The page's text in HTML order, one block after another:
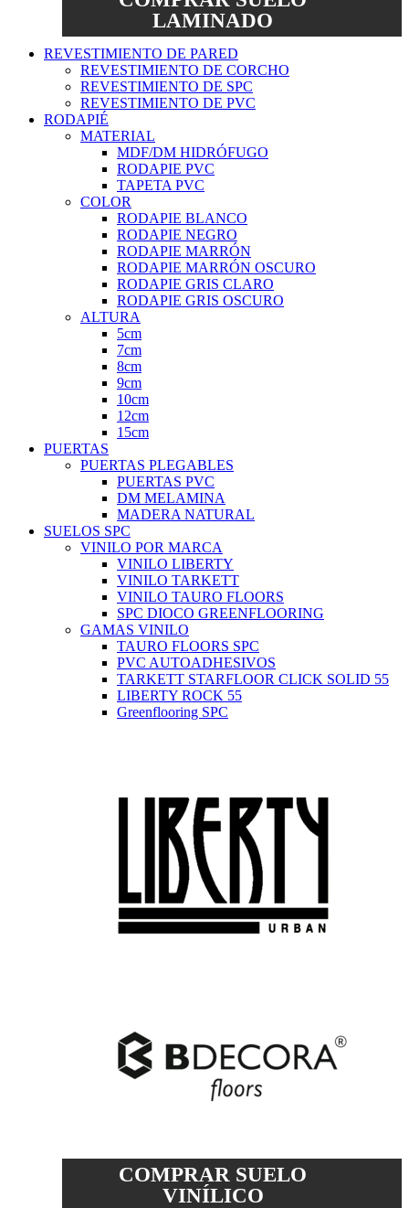
LAMINADO
REVESTIMIENTO DE PARED
REVESTIMIENTO DE CORCHO
REVESTIMIENTO DE SPC
REVESTIMIENTO DE PVC
RODAPIÉ
MATERIAL
MDF/DM HIDRÓFUGO
RODAPIE PVC
TAPETA PVC
COLOR
RODAPIE BLANCO
RODAPIE NEGRO
RODAPIE MARRÓN
RODAPIE MARRÓN OSCURO
RODAPIE GRIS CLARO
RODAPIE GRIS OSCURO
ALTURA
5cm
7cm
8cm
9cm
10cm
12cm
15cm
PUERTAS
PUERTAS PLEGABLES
PUERTAS PVC
DM MELAMINA
MADERA NATURAL
SUELOS SPC
VINILO POR MARCA
VINILO LIBERTY
VINILO TARKETT
VINILO TAURO FLOORS
SPC DIOCO GREENFLOORING
GAMAS VINILO
TAURO FLOORS SPC
PVC AUTOADHESIVOS
TARKETT STARFLOOR CLICK SOLID 55
LIBERTY ROCK 55
Greenflooring SPC
COMPRAR SUELO
VINÍLICO